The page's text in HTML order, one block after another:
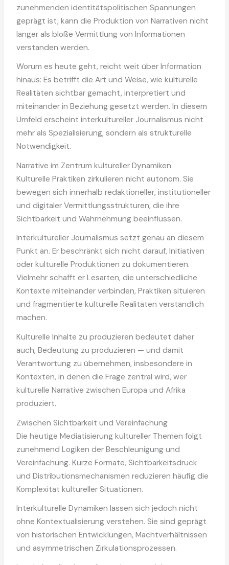
zunehmenden identitätspolitischen Spannungen
geprägt ist, kann die Produktion von Narrativen nicht
länger als bloße Vermittlung von Informationen
verstanden werden.
Worum es heute geht, reicht weit über Information
hinaus: Es betrifft die Art und Weise, wie kulturelle
Realitäten sichtbar gemacht, interpretiert und
miteinander in Beziehung gesetzt werden. In diesem
Umfeld erscheint interkultureller Journalismus nicht
mehr als Spezialisierung, sondern als strukturelle
Notwendigkeit.
Narrative im Zentrum kultureller Dynamiken
Kulturelle Praktiken zirkulieren nicht autonom. Sie
bewegen sich innerhalb redaktioneller, institutioneller
und digitaler Vermittlungsstrukturen, die ihre
Sichtbarkeit und Wahrnehmung beeinflussen.
Interkultureller Journalismus setzt genau an diesem
Punkt an. Er beschränkt sich nicht darauf, Initiativen
oder kulturelle Produktionen zu dokumentieren.
Vielmehr schafft er Lesarten, die unterschiedliche
Kontexte miteinander verbinden, Praktiken situieren
und fragmentierte kulturelle Realitäten verständlich
machen.
Kulturelle Inhalte zu produzieren bedeutet daher
auch, Bedeutung zu produzieren — und damit
Verantwortung zu übernehmen, insbesondere in
Kontexten, in denen die Frage zentral wird, wer
kulturelle Narrative zwischen Europa und Afrika
produziert.
Zwischen Sichtbarkeit und Vereinfachung
Die heutige Mediatisierung kultureller Themen folgt
zunehmend Logiken der Beschleunigung und
Vereinfachung. Kurze Formate, Sichtbarkeitsdruck
und Distributionsmechanismen reduzieren häufig die
Komplexität kultureller Situationen.
Interkulturelle Dynamiken lassen sich jedoch nicht
ohne Kontextualisierung verstehen. Sie sind geprägt
von historischen Entwicklungen, Machtverhältnissen
und asymmetrischen Zirkulationsprozessen.